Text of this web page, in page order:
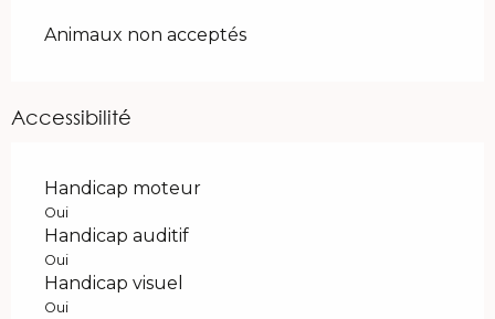
Animaux non acceptés
Accessibilité
Handicap moteur
Oui
Handicap auditif
Oui
Handicap visuel
Oui